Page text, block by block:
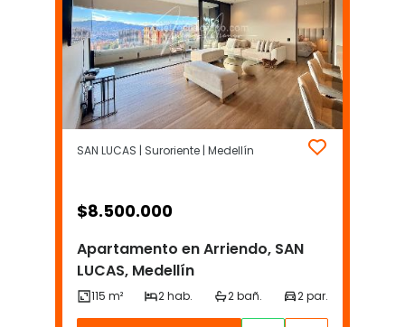
SAN LUCAS | Suroriente | Medellín
$8.500.000
Apartamento en Arriendo, SAN
LUCAS, Medellín